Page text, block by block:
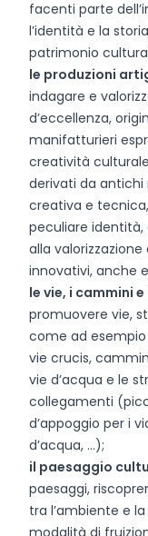
facenti parte
l’identità e la
patrimonio
le produzioni
indagare e
d’eccellenza,
manifatturieri
creatività
derivati da
creativa e
peculiare
alla
innovativi, anche
le vie, i cammini
promuovere vie,
come ad
vie crucis,
vie d’acqua e le
collegamenti
d’appoggio per i
d’acqua, …);
il paesaggio
paesaggi,
tra l’ambiente e
modalità di